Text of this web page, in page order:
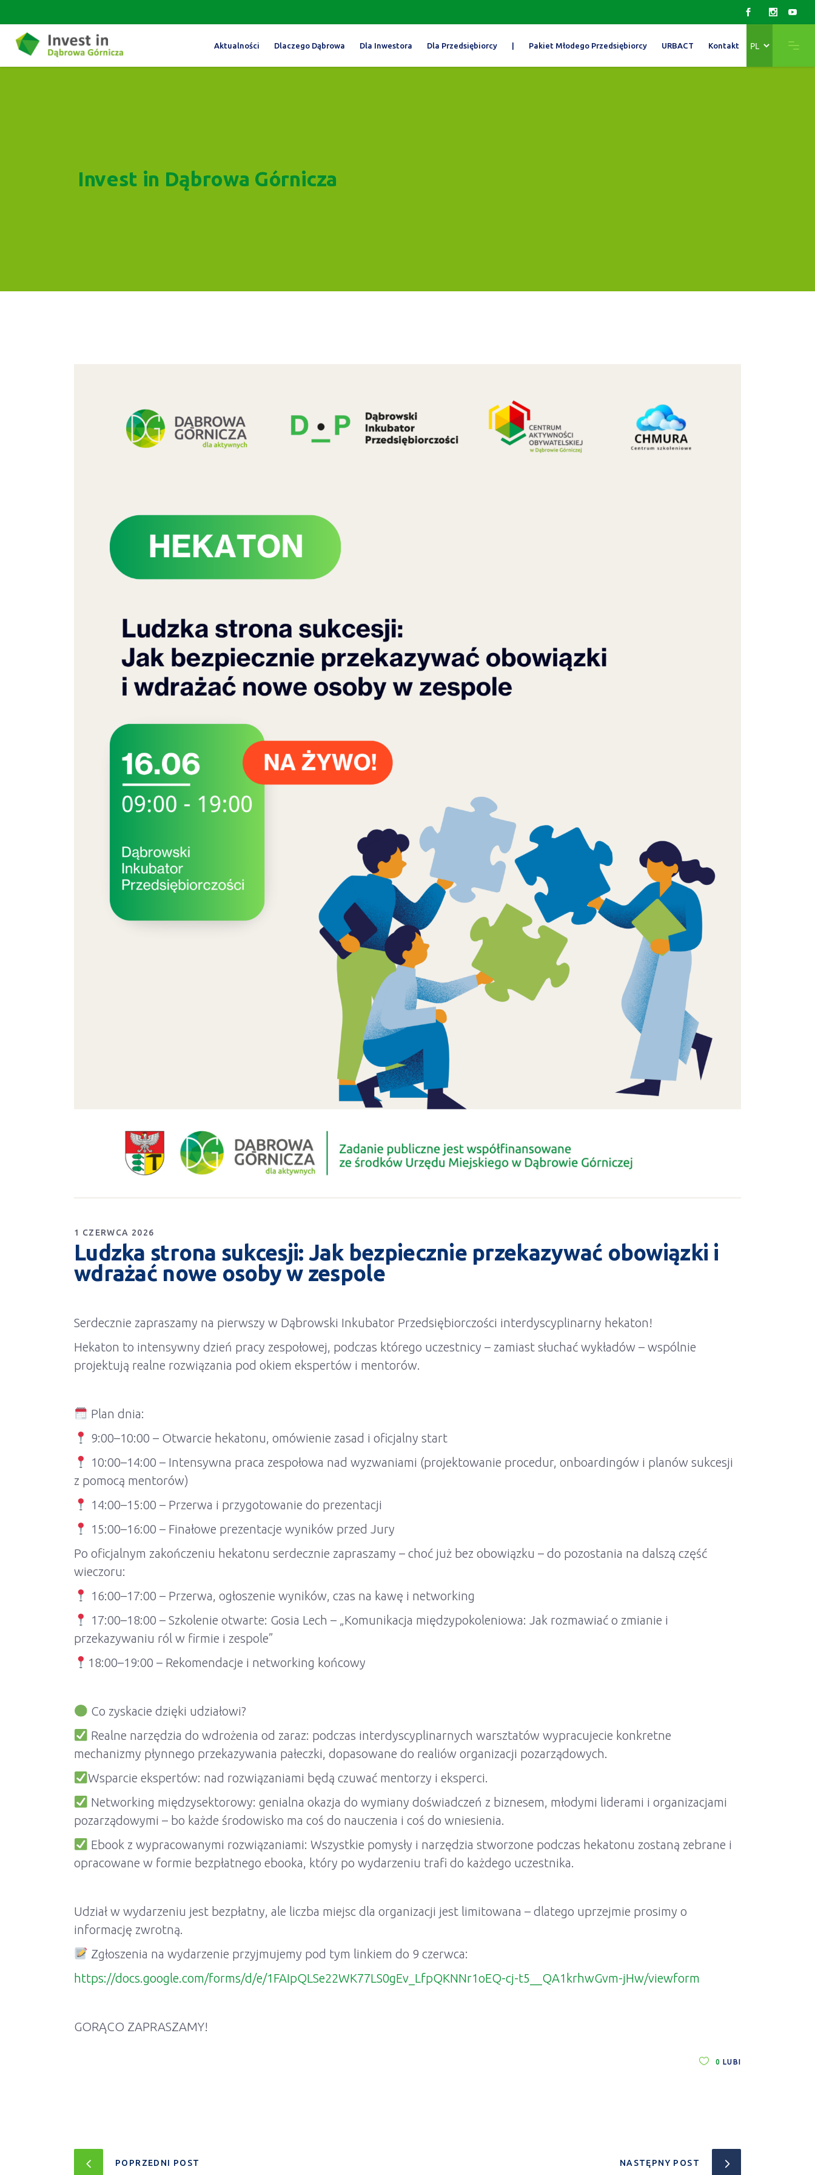
Aktualności Dlaczego Dąbrowa Dla Inwestora Dla Przedsiębiorcy | Pakiet Młodego Przedsiębiorcy URBACT Kontakt
język
Invest in Dąbrowa Górnicza
1 CZERWCA 2026
Ludzka strona sukcesji: Jak bezpiecznie przekazywać obowiązki i
wdrażać nowe osoby w zespole
Serdecznie zapraszamy na pierwszy w Dąbrowski Inkubator Przedsiębiorczości interdyscyplinarny hekaton!
Hekaton to intensywny dzień pracy zespołowej, podczas którego uczestnicy – zamiast słuchać wykładów – wspólnie
projektują realne rozwiązania pod okiem ekspertów i mentorów.
Plan dnia:
9:00–10:00 – Otwarcie hekatonu, omówienie zasad i oficjalny start
10:00–14:00 – Intensywna praca zespołowa nad wyzwaniami (projektowanie procedur, onboardingów i planów sukcesji
z pomocą mentorów)
14:00–15:00 – Przerwa i przygotowanie do prezentacji
15:00–16:00 – Finałowe prezentacje wyników przed Jury
Po oficjalnym zakończeniu hekatonu serdecznie zapraszamy – choć już bez obowiązku – do pozostania na dalszą część
wieczoru:
16:00–17:00 – Przerwa, ogłoszenie wyników, czas na kawę i networking
17:00–18:00 – Szkolenie otwarte: Gosia Lech – „Komunikacja międzypokoleniowa: Jak rozmawiać o zmianie i
przekazywaniu ról w firmie i zespole”
18:00–19:00 – Rekomendacje i networking końcowy
Co zyskacie dzięki udziałowi?
Realne narzędzia do wdrożenia od zaraz: podczas interdyscyplinarnych warsztatów wypracujecie konkretne
mechanizmy płynnego przekazywania pałeczki, dopasowane do realiów organizacji pozarządowych.
Wsparcie ekspertów: nad rozwiązaniami będą czuwać mentorzy i eksperci.
Networking międzysektorowy: genialna okazja do wymiany doświadczeń z biznesem, młodymi liderami i organizacjami
pozarządowymi – bo każde środowisko ma coś do nauczenia i coś do wniesienia.
Ebook z wypracowanymi rozwiązaniami: Wszystkie pomysły i narzędzia stworzone podczas hekatonu zostaną zebrane i
opracowane w formie bezpłatnego ebooka, który po wydarzeniu trafi do każdego uczestnika.
Udział w wydarzeniu jest bezpłatny, ale liczba miejsc dla organizacji jest limitowana – dlatego uprzejmie prosimy o
informację zwrotną.
Zgłoszenia na wydarzenie przyjmujemy pod tym linkiem do 9 czerwca:
https://docs.google.com/forms/d/e/1FAIpQLSe22WK77LS0gEv_LfpQKNNr1oEQ-cj-t5__QA1krhwGvm-jHw/viewform
GORĄCO ZAPRASZAMY!
0 LUBI
POPRZEDNI POST NASTĘPNY POST